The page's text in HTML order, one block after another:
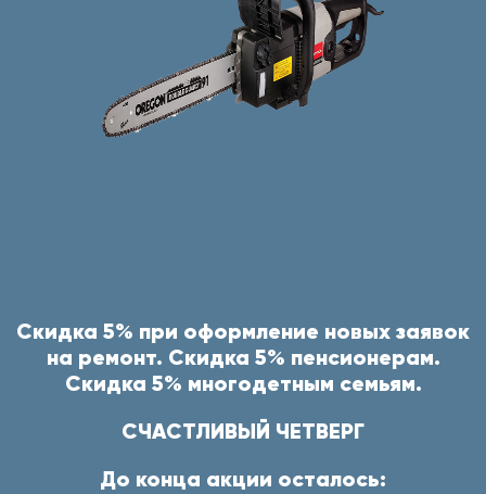
Скидка 5% при оформление новых заявок
на ремонт. Скидка 5% пенсионерам.
Скидка 5% многодетным семьям.
СЧАСТЛИВЫЙ ЧЕТВЕРГ
До конца акции осталось: